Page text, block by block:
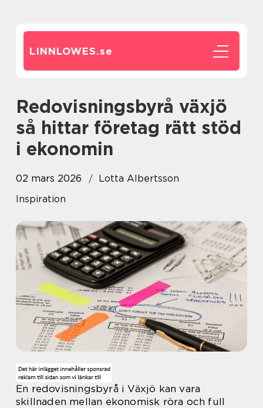
LINNLOWES.se
Redovisningsbyrå växjö
så hittar företag rätt stöd
i ekonomin
02 mars 2026
Lotta Albertsson
Inspiration
En redovisningsbyrå i Växjö kan vara
skillnaden mellan ekonomisk röra och full